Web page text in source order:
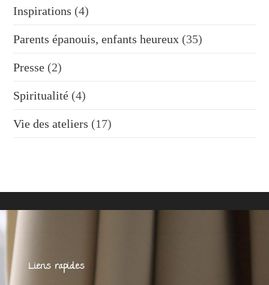
Inspirations (4)
Parents épanouis, enfants heureux (35)
Presse (2)
Spiritualité (4)
Vie des ateliers (17)
Liens rapides